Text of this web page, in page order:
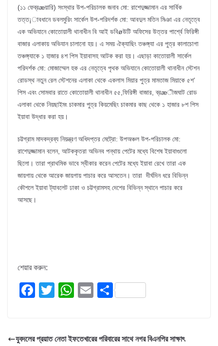
(১১ ফেব্রæয়ারি) সংস্থার উপ-পরিচালক জনাব মো: রাশেদুজ্জামান এর সার্বিক
তত্ত¡াবধানে ডবলমুরিং সার্কেল উপ-পরিদর্শক মো: আবদুল মতিন মিঞা এর নেতৃত্বে
এক অভিযানে কোতোয়ালী থানাধীন বি আই ডবিøউটি অফিসের উত্তর পার্শ্বে ফিরিঙ্গী
বাজার এলাকায় অভিযান চালানো হয়। এ সময় ঐক্যাছিং তঞ্চঙ্গ্যা এর পুত্র কালাচোগা
তঞ্চঙ্গ্যাকে ১ হাজার ৪শ পিস ইয়াবাসহ আটক করা হয়। এছাড়া কাতোয়ালী সার্কেল
পরিদর্শক মো: মোজাম্মেল হক এর নেতৃত্বে পৃথক অভিযানে কোতোয়ালী থানাধীন স্টেশন
রোডস্থ নতুন রেল স্টেশনের এলাকা থেকে একলাস মিয়ার পুত্র মামতাজ মিয়াকে ৫শ’
পিস এবং সোমবার রাতে কোতোয়ালী থানাধীন ৫৫,ফিরিঙ্গী বাজার, ব্রæীজঘাট রোড
এলাকা থেকে নিয়ছাইমং চাকমার পুত্র কিয়মেছিং চাকমার কাছ থেকে ১ হাজার ৮শ পিস
ইয়াবা উদ্ধার করা হয়।
চট্টগ্রাম মাদকদ্রব্য নিয়ন্ত্রণ অধিদপ্তর মেট্রো: উপঅঞ্চল উপ-পরিচালক মো:
রাশেদুজ্জামান বলেন, আটককৃতরা অভিনব পন্থায় পেটের মধ্যে বিশেষ ইয়াবাগুলো
ছিলো। তারা প্রাথমিক ভাবে স্বীকার করেন পেটের মধ্যে ইয়াবা রেখে তারা এক
জায়গায় থেকে আরেক জায়গায় পাচার করে আসতেন। তারা দীর্ঘদিন ধরে বিভিন্ন
কৌশলে ইয়াবা ট্যাবলেট ঢাকা ও চট্টগ্রামসহ দেশের বিভিন্ন স্থানে পাচার করে
আসছে।
শেয়ার করুন:
F
e
T
er
W
s
E S
e
যুবদলের প্রয়াত নেতা ইফতেখারের পরিবারের সাথে নগর বিএনপির সাক্ষাৎ